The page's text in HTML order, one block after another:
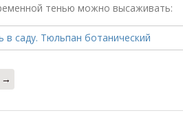
тенью можно высаживать:
→